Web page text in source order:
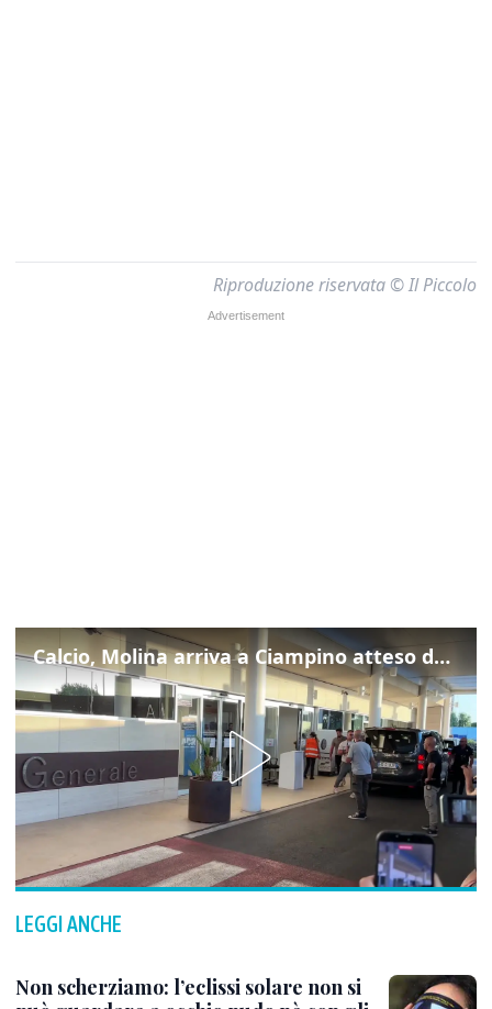
Riproduzione riservata © Il Piccolo
Calcio, Molina arriva a Ciampino atteso dalla Roma
LEGGI ANCHE
Non scherziamo: l’eclissi solare non si